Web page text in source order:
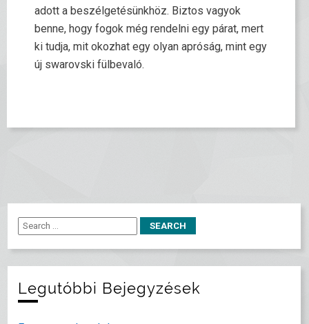
adott a beszélgetésünkhöz. Biztos vagyok
benne, hogy fogok még rendelni egy párat, mert
ki tudja, mit okozhat egy olyan apróság, mint egy
új swarovski fülbevaló.
Legutóbbi Bejegyzések